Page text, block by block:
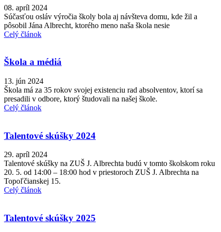
08. apríl 2024
Súčasťou osláv výročia školy bola aj návšteva domu, kde žil a
pôsobil Jána Albrecht, ktorého meno naša škola nesie
Celý článok
Škola a médiá
13. jún 2024
Škola má za 35 rokov svojej existenciu rad absolventov, ktorí sa
presadili v odbore, ktorý študovali na našej škole.
Celý článok
Talentové skúšky 2024
29. apríl 2024
Talentové skúšky na ZUŠ J. Albrechta budú v tomto školskom roku
20. 5. od 14:00 – 18:00 hod v priestoroch ZUŠ J. Albrechta na
Topoľčianskej 15.
Celý článok
Talentové skúšky 2025